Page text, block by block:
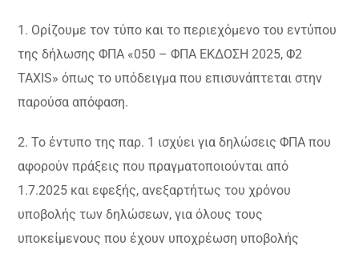
1. Ορίζουμε τον τύπο και το περιεχόμενο του εντύπου
της δήλωσης ΦΠΑ «050 – ΦΠΑ ΕΚΔΟΣΗ 2025, Φ2
TAXIS» όπως το υπόδειγμα που επισυνάπτεται στην
παρούσα απόφαση.
2. Το έντυπο της παρ. 1 ισχύει για δηλώσεις ΦΠΑ που
αφορούν πράξεις που πραγματοποιούνται από
1.7.2025 και εφεξής, ανεξαρτήτως του χρόνου
υποβολής των δηλώσεων, για όλους τους
υποκείμενους που έχουν υποχρέωση υποβολής